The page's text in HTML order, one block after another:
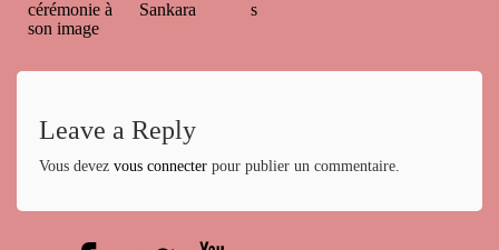
cérémonie à
son image
Sankara
s
Leave a Reply
Vous devez vous connecter pour publier un commentaire.